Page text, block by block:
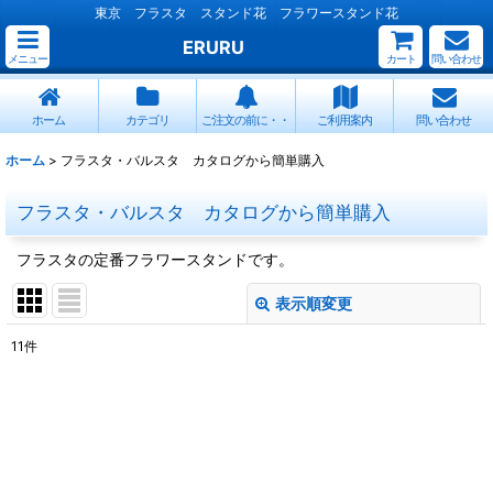
東京 フラスタ スタンド花 フラワースタンド花
メニュー
ERURU
カート 問い合わせ
ホーム カテゴリ ご注文の前に・・ ご利用案内 問い合わせ
ホーム > フラスタ・バルスタ カタログから簡単購入
フラスタ・バルスタ カタログから簡単購入
フラスタの定番フラワースタンドです。
表示順変更
11件